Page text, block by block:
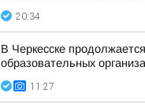
20:34
В Черкесске
образовательных
11:27